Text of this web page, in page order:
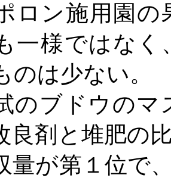
ロン施用園の
一様ではな
のは少ない。
のブドウの
良剤と堆肥の
量が第１位で